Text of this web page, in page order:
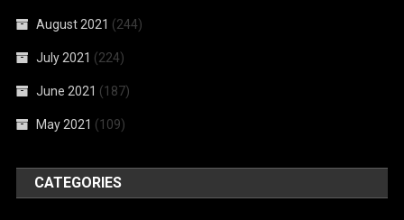
August 2021 (244)
July 2021 (224)
June 2021 (187)
May 2021 (109)
CATEGORIES